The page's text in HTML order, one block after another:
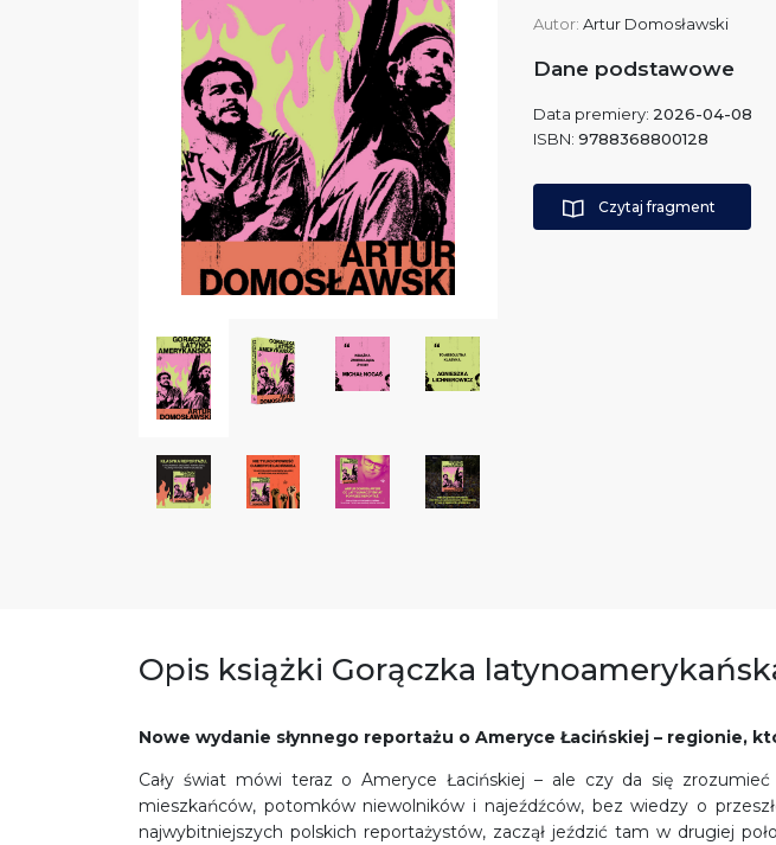
Autor: Artur Domosławski
Dane podstawowe
Data premiery: 2026-04-08
ISBN: 9788368800128
Czytaj fragment
Opis książki Gorączka
Nowe wydanie słynnego reportażu o Ameryce Łacińskiej – regionie,
Cały świat mówi teraz o Ameryce Łacińskiej – ale czy da się
mieszkańców, potomków niewolników i najeźdźców, bez wiedzy o
najwybitniejszych polskich reportażystów, zaczął jeździć tam w drugiej